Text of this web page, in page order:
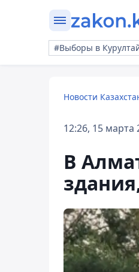
#Выборы в
Новости
12:26, 15 марта
В